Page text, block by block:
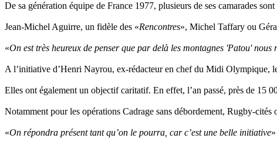
De sa génération équipe de France 1977, plusieurs de ses camarades
Jean-Michel Aguirre, un fidèle des «Rencontres», Michel Taffary ou
«On est très heureux de penser que par delà les montagnes 'Patou' nous
A l’initiative d’Henri Nayrou, ex-rédacteur en chef du Midi Olympique,
Elles ont également un objectif caritatif. En effet, l’an passé, près de 15
Notamment pour les opérations Cadrage sans débordement, Rugby-
«On répondra présent tant qu’on le pourra, car c’est une belle initiative